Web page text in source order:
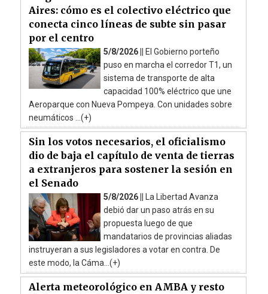
Aires: cómo es el colectivo eléctrico que
conecta cinco líneas de subte sin pasar
por el centro
5/8/2026 ||
El Gobierno porteño
puso en marcha el corredor T1, un
sistema de transporte de alta
capacidad 100% eléctrico que une
Aeroparque con Nueva Pompeya. Con unidades sobre
neumáticos ...(+)
Sin los votos necesarios, el oficialismo
dio de baja el capítulo de venta de tierras
a extranjeros para sostener la sesión en
el Senado
5/8/2026 ||
La Libertad Avanza
debió dar un paso atrás en su
propuesta luego de que
mandatarios de provincias aliadas
instruyeran a sus legisladores a votar en contra. De
este modo, la Cáma...(+)
Alerta meteorológico en AMBA y resto